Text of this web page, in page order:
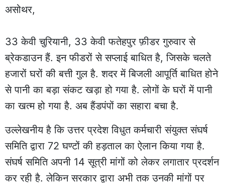
असोथर,
33 केवी चुरियानी, 33 केवी फतेहपुर फ़ीडर गुरुवार से
ब्रेकडाउन हैं. इन फीडरों से सप्लाई बाधित है, जिसके चलते
हजारों घरों की बत्ती गुल है. शदर में बिजली आपूर्ति बाधित होने
से पानी का बड़ा संकट खड़ा हो गया है. लोगों के घरों में पानी
का खत्म हो गया है. अब हैंडपंपों का सहारा बचा है.
उल्लेखनीय है कि उत्तर प्रदेश विधुत कर्मचारी संयुक्त संघर्ष
समिति द्वारा 72 घण्टों की हड़ताल का ऐलान किया गया है.
संघर्ष समिति अपनी 14 सूत्री मांगों को लेकर लगातार प्रदर्शन
कर रही है. लेकिन सरकार द्वारा अभी तक उनकी मांगों पर